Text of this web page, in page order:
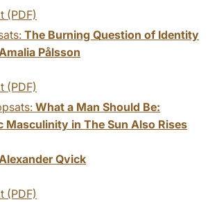
(PDF)
The Burning Question of Identity
Pålsson
(PDF)
What a Man Should Be:
Masculinity in The Sun Also Rises
Qvick
(PDF)